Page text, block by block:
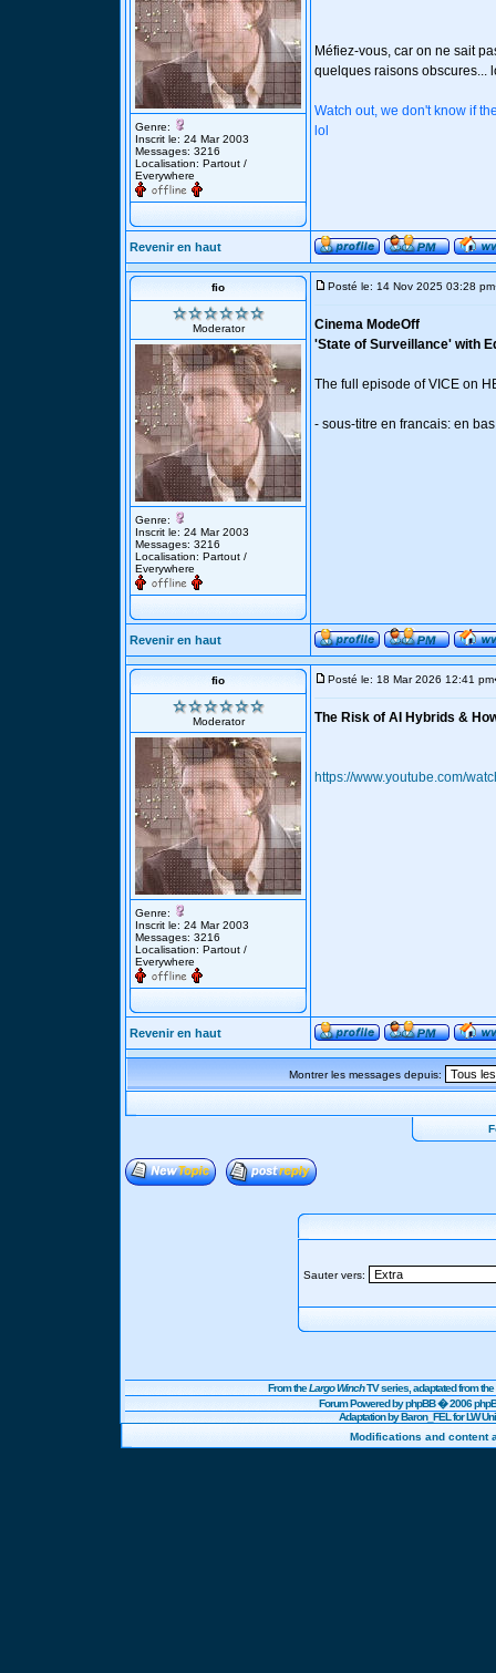
Genre:
Inscrit le: 24 Mar 2003
Messages: 3216
Localisation: Partout /
Everywhere
Méfiez-vous, car on ne sait
quelques raisons obscures...
Watch out, we don't know if
lol
Revenir en haut
fio
Moderator
Genre:
Inscrit le: 24 Mar 2003
Messages: 3216
Localisation: Partout /
Everywhere
Posté le: 14 Nov 2025 03:28 pm
Cinema ModeOff
'State of Surveillance' with
The full episode of VICE on
- sous-titre en francais: en
Revenir en haut
fio
Moderator
Genre:
Inscrit le: 24 Mar 2003
Messages: 3216
Localisation: Partout /
Everywhere
Posté le: 18 Mar 2026 12:41 pm
The Risk of AI Hybrids &
https://www.youtube.com/
Revenir en haut
Montrer les messages depuis:
Sauter vers:
From theLargo WinchTV series, adaptated from
Forum Powered byphpBB� 2006
Adaptation by Baron_FEL for LW
Modifications and content